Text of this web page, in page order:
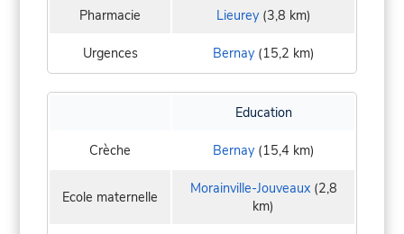
Pharmacie Lieurey(3,8 km)
Urgences Bernay(15,2 km)
Education
Crèche Bernay(15,4 km)
Ecole maternelle Morainville-Jouveaux(2,8
km)